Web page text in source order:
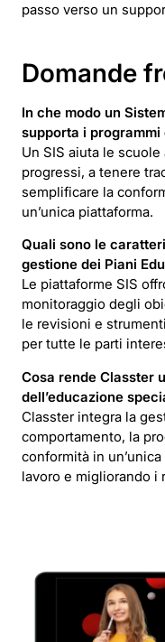
passo verso un
Domande
In che modo un
supporta i
Un SIS aiuta le
progressi, a tenere
semplificare la
un’unica piattaforma.
Quali sono le
gestione dei Piani
Le piattaforme SIS
monitoraggio degli
le revisioni e
per tutte le parti
Cosa rende Classter
dell’educazione
Classter integra la
comportamento, la
conformità in
lavoro e migliorando